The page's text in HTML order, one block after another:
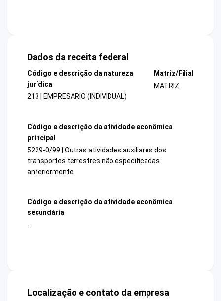
Dados da receita federal
Código e descrição da natureza
jurídica
213 | EMPRESARIO (INDIVIDUAL)
Matriz/Filial
MATRIZ
Código e descrição da atividade econômica
principal
5229-0/99 | Outras atividades auxiliares dos
transportes terrestres não especificadas
anteriormente
Código e descrição da atividade econômica
secundária
-
Localização e contato da empresa